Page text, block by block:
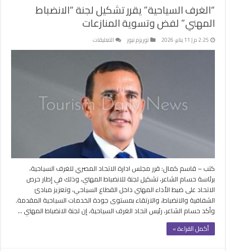
“الغرف السياحية” يقرر تشكيل لجنة “الانضباط
المهني” لفض وتسوية المنازعات
2:25 م | 11 يناير، 2026 توريزم نيوز التعليقات
“الغرف
يقرر
تشكيل
لجنة
“الانضباط
المهني”
لفض
وتسوية
المنازعات
مغلقة
كتب – قاسم كمال: قرر مجلس ادارة الاتحاد المصري للغرف السياحية،
برئاسة حسام الشاعر، تشكيل لجنة للانضباط المهني، وذلك في إطار حرص
الاتحاد على ضبط الأداء المهني داخل القطاع السياحي، وتعزيز مبادئ
الشفافية والانضباط، والارتقاء بمستوى جودة الخدمات السياحية المقدمة.
وأكد حسام الشاعر، رئيس اتحاد الغرف السياحية، إن لجنة الانضباط المهني …
أكمل القراءة »